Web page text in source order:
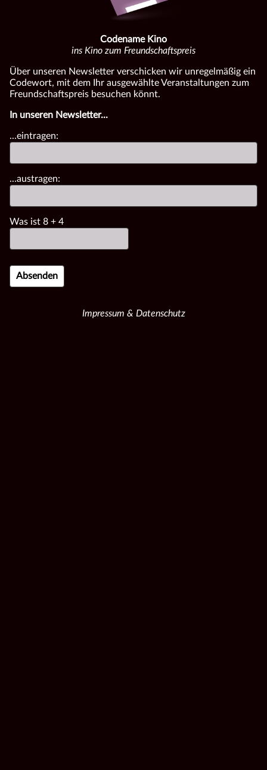
Codename Kino
ins Kino zum Freundschaftspreis
Über unseren Newsletter verschicken wir unregelmäßig ein
Codewort, mit dem Ihr ausgewählte Veranstaltungen zum
Freundschaftspreis besuchen könnt.
In unseren Newsletter...
...eintragen:
...austragen:
Was ist 8 + 4
Impressum & Datenschutz